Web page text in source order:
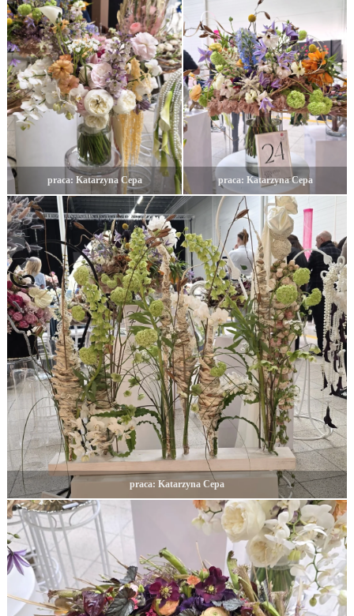
praca: Katarzyna Cepa praca: Katarzyna Cepa
praca: Katarzyna Cepa